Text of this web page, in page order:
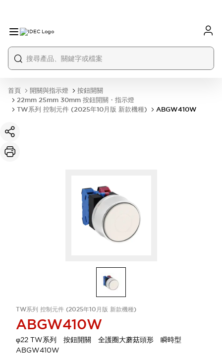
首頁 開關與指示燈
按鈕開關
22mm 25mm 30mm 按鈕開關・指示燈
TW系列 控制元件 (2025年10月版 新款機種)
ABGW410W
TW系列 控制元件 (2025年10月版 新款機種)
ABGW410W
φ22 TW系列 按鈕開關 全護圈大蘑菇頭形 瞬時型
ABGW410W